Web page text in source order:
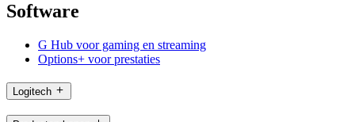
Software
G Hub voor gaming en streaming
Options+ voor prestaties
Logitech